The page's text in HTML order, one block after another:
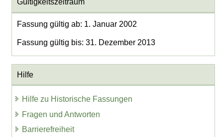
Gültigkeitszeitraum
Fassung gültig ab: 1. Januar 2002
Fassung gültig bis: 31. Dezember 2013
Hilfe
Hilfe zu Historische Fassungen
Fragen und Antworten
Barrierefreiheit